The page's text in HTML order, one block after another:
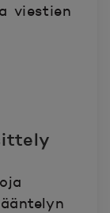
viestien